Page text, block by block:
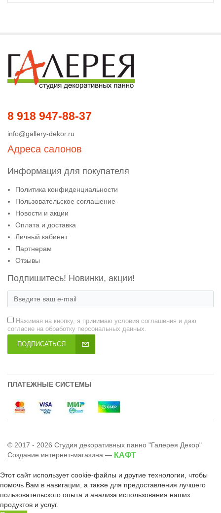
8 918 947-88-37
info@gallery-dekor.ru
Адреса салонов
Информация для покупателя
Политика конфиденциальности
Пользовательское соглашение
Новости и акции
Оплата и доставка
Личный кабинет
Партнерам
Отзывы
Подпишитесь! Новинки, акции!
Нажимая на кнопку, я принимаю условия соглашения и даю
согласие на обработку персональных данных.
ПОДПИСАТЬСЯ
ПЛАТЕЖНЫЕ СИСТЕМЫ
© 2017 - 2026 Студия декоративных панно "Галерея Декор"
Создание интернет-магазина — КАФТ
Этот сайт использует cookie-файлы и другие технологии, чтобы
помочь Вам в навигации, а также для предоставления лучшего
пользовательского опыта и анализа использования наших
продуктов и услуг.